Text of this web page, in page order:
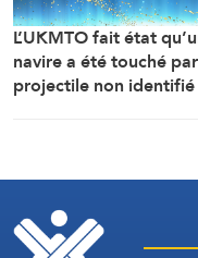
L’UKMTO fait état
navire a été touché
projectile non
L’incendie y a été